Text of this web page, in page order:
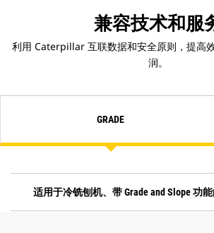
兼容技术和服
利用 Caterpillar 互联数据和安全原则，提高
润。
GRADE
适用于冷铣刨机、带 Grade and Slope 功能